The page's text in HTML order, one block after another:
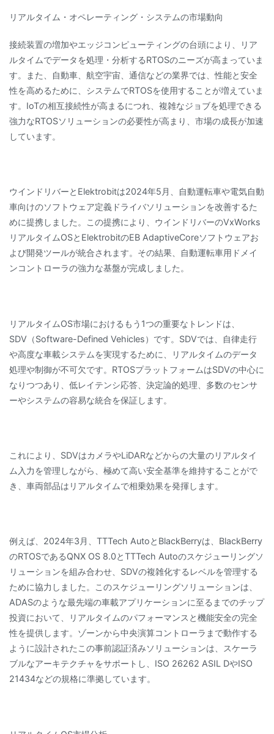
リアルタイム・オペレーティング・システムの市場動向
接続装置の増加やエッジコンピューティングの台頭により、リア
ルタイムでデータを処理・分析するRTOSのニーズが高まっていま
す。また、自動車、航空宇宙、通信などの業界では、性能と安全
性を高めるために、システムでRTOSを使用することが増えていま
す。IoTの相互接続性が高まるにつれ、複雑なジョブを処理できる
強力なRTOSソリューションの必要性が高まり、市場の成長が加速
しています。
ウインドリバーとElektrobitは2024年5月、自動運転車や電気自動
車向けのソフトウェア定義ドライバソリューションを改善するた
めに提携しました。この提携により、ウインドリバーのVxWorks
リアルタイムOSとElektrobitのEB AdaptiveCoreソフトウェアお
よび開発ツールが統合されます。その結果、自動運転車用ドメイ
ンコントローラの強力な基盤が完成しました。
リアルタイムOS市場におけるもう1つの重要なトレンドは、
SDV（Software-Defined Vehicles）です。SDVでは、自律走行
や高度な車載システムを実現するために、リアルタイムのデータ
処理や制御が不可欠です。RTOSプラットフォームはSDVの中心に
なりつつあり、低レイテンシ応答、決定論的処理、多数のセンサ
ーやシステムの容易な統合を保証します。
これにより、SDVはカメラやLiDARなどからの大量のリアルタイ
ム入力を管理しながら、極めて高い安全基準を維持することがで
き、車両部品はリアルタイムで相乗効果を発揮します。
例えば、2024年3月、TTTech AutoとBlackBerryは、BlackBerry
のRTOSであるQNX OS 8.0とTTTech Autoのスケジューリングソ
リューションを組み合わせ、SDVの複雑化するレベルを管理する
ために協力しました。このスケジューリングソリューションは、
ADASのような最先端の車載アプリケーションに至るまでのチップ
投資において、リアルタイムのパフォーマンスと機能安全の完全
性を提供します。ゾーンから中央演算コントローラまで動作する
ように設計されたこの事前認証済みソリューションは、スケーラ
ブルなアーキテクチャをサポートし、ISO 26262 ASIL DやISO
21434などの規格に準拠しています。